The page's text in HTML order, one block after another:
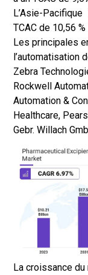
L’Asie-
TCAC de 10,56
Les principales
l’automatisation
Zebra
Rockwell
Automation &
Healthcare,
Gebr. Willach
La croissance